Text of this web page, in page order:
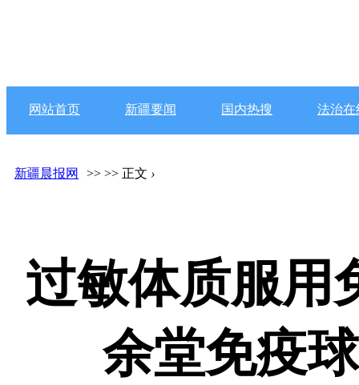
网站首页 新疆要闻 国内热搜 法治在
新疆晨报网 >> >> 正文 ›
过敏体质服用
余堂免疫